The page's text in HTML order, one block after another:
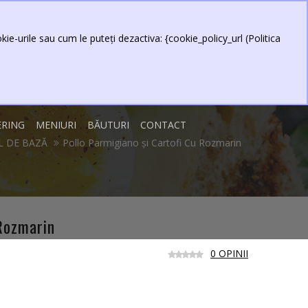
urile sau cum le puteți dezactiva: {cookie_policy_url (Politica
MENIURI BĂUTURI CONTACT
DE BAZĂ Pollo Parmigiano și Cartofi Cu Rozmarin
0 OPINII